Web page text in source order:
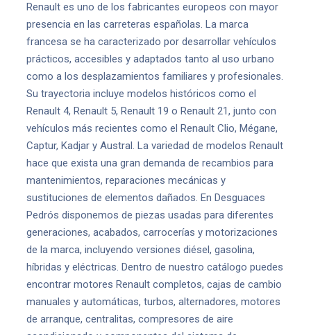
Renault es uno de los fabricantes europeos con mayor
presencia en las carreteras españolas. La marca
francesa se ha caracterizado por desarrollar vehículos
prácticos, accesibles y adaptados tanto al uso urbano
como a los desplazamientos familiares y profesionales.
Su trayectoria incluye modelos históricos como el
Renault 4, Renault 5, Renault 19 o Renault 21, junto con
vehículos más recientes como el Renault Clio, Mégane,
Captur, Kadjar y Austral. La variedad de modelos Renault
hace que exista una gran demanda de recambios para
mantenimientos, reparaciones mecánicas y
sustituciones de elementos dañados. En Desguaces
Pedrós disponemos de piezas usadas para diferentes
generaciones, acabados, carrocerías y motorizaciones
de la marca, incluyendo versiones diésel, gasolina,
híbridas y eléctricas. Dentro de nuestro catálogo puedes
encontrar motores Renault completos, cajas de cambio
manuales y automáticas, turbos, alternadores, motores
de arranque, centralitas, compresores de aire